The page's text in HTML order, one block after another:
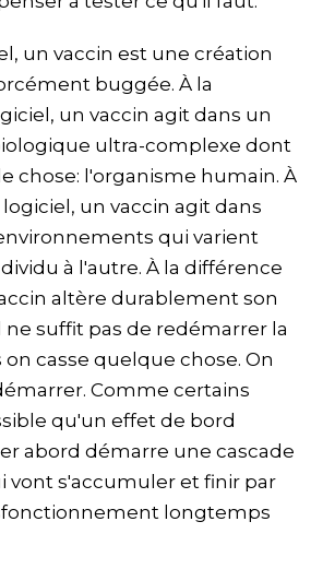
un vaccin est une création
buggée. À la
un vaccin agit dans un
ultra-complexe dont
chose: l'organisme humain. À
un vaccin agit dans
qui varient
à l'autre. À la différence
altère durablement son
suffit pas de redémarrer la
casse quelque chose. On
Comme certains
qu'un effet de bord
abord démarre une cascade
vont s'accumuler et finir par
longtemps